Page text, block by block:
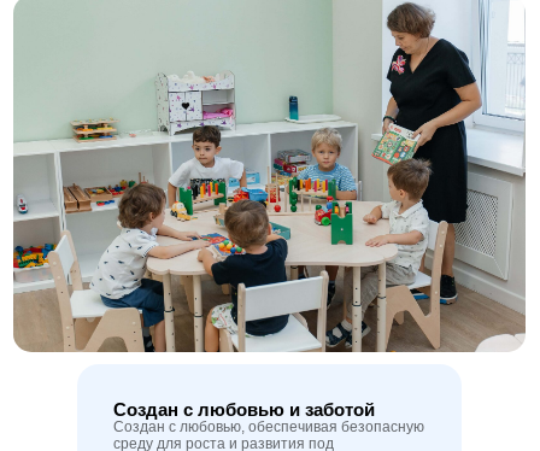
Создан с любовью и заботой
Создан с любовью, обеспечивая безопасную
среду для роста и развития под